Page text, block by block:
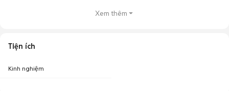
Xem thêm
Tiện ích
Kinh nghiệm